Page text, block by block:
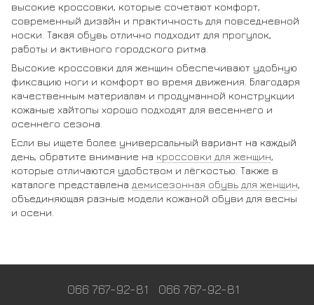
высокие кроссовки, которые сочетают комфорт,
современный дизайн и практичность для повседневной
носки. Такая обувь отлично подходит для прогулок,
работы и активного городского ритма.
Высокие кроссовки для женщин обеспечивают удобную
фиксацию ноги и комфорт во время движения. Благодаря
качественным материалам и продуманной конструкции
кожаные хайтопы хорошо подходят для весеннего и
осеннего сезона.
Если вы ищете более универсальный вариант на каждый
день, обратите внимание на кроссовки для женщин,
которые отличаются удобством и лёгкостью. Также в
каталоге представлена демисезонная обувь для женщин,
объединяющая разные модели кожаной обуви для весны
и осени.
066 767-92-81 066 767-92-81